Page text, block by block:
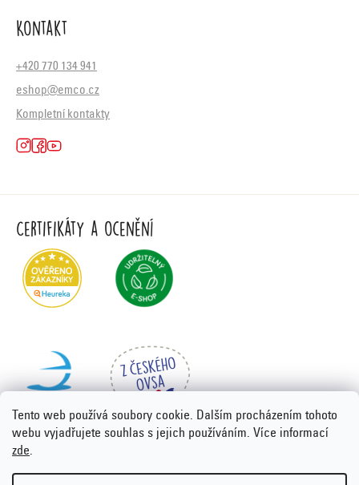
Tento web používá soubory cookie. Dalším procházením tohoto
webu vyjadřujete souhlas s jejich používáním. Více informací
zde.
Kontakt
+420 770 134 941
eshop@emco.cz
Kompletní kontakty
Certifikáty a ocenění